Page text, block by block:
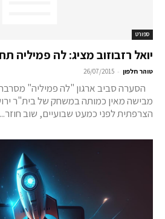
ספורט
יואל רזבוזוב מציג: לה פמיליה
טוהר חלפון -
26/07/2015
הסערה סביב ארגון "לה פמיליה"
מבישה מאין כמותה במשחק של בית"ר
הצרפתית לפני כמעט שבועיים, שוב חוזר...